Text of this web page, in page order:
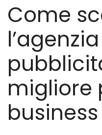
Come
migliore
business